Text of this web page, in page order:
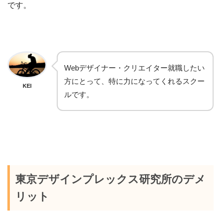
です。
KEI
Webデザイナー・クリエイター就職したい
方にとって、特に力になってくれるスクー
ルです。
東京デザインプレックス研究所のデメ
リット